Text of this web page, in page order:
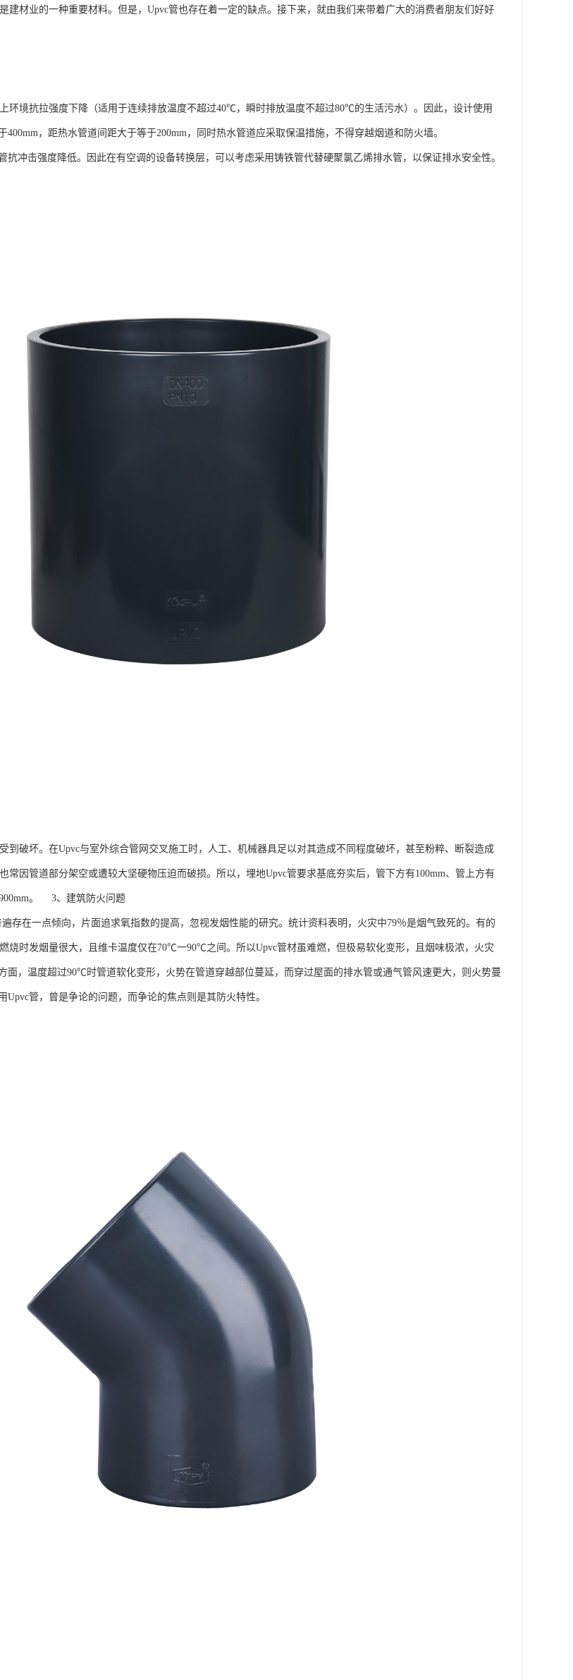
建材业的一种重要材料。但是，Upvc管也存在着一定的缺点。接下来，就由我们来带着广大的消费者朋友们好好
环境抗拉强度下降（适用于连续排放温度不超过40℃，瞬时排放温度不超过80℃的生活污水）。因此，设计使用
400mm，距热水管道间距大于等于200mm，同时热水管道应采取保温措施，不得穿越烟道和防火墙。
抗冲击强度降低。因此在有空调的设备转换层，可以考虑采用铸铁管代替硬聚氯乙烯排水管，以保证排水安全性。
到破坏。在Upvc与室外综合管网交叉施工时，人工、机械器具足以对其造成不同程度破坏，甚至粉粹、断裂造成
常因管道部分架空或遭较大坚硬物压迫而破损。所以，埋地Upvc管要求基底夯实后，管下方有100mm、管上方有
。 3、建筑防火问题
存在一点倾向，片面追求氧指数的提高，忽视发烟性能的研究。统计资料表明，火灾中79％是烟气致死的。有的
烧时发烟量很大，且维卡温度仅在70℃一90℃之间。所以Upvc管材虽难燃，但极易软化变形，且烟味极浓，火灾
面，温度超过90℃时管道软化变形，火势在管道穿越部位蔓延，而穿过屋面的排水管或通气管风速更大，则火势蔓
Upvc管，曾是争论的问题，而争论的焦点则是其防火特性。